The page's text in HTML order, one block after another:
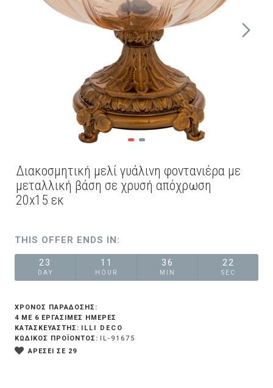
Διακοσμητική μελί γυάλινη φοντανιέρα με
μεταλλική βάση σε χρυσή απόχρωση
20x15 εκ
THIS OFFER ENDS IN:
23
DAY
11
HOUR
36
MIN
22
SEC
ΧΡΟΝΟΣ ΠΑΡΑΔΟΣΗΣ:
4 ΜΕ 6 ΕΡΓΆΣΙΜΕΣ ΗΜΈΡΕΣ
ΚΑΤΑΣΚΕΥΑΣΤΗΣ: ILLI DECO
ΚΩΔΙΚΟΣ ΠΡΟΪΟΝΤΟΣ: IL-91675
ΑΡΕΣΕΙ ΣΕ 29